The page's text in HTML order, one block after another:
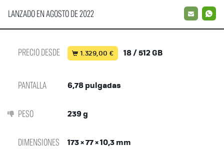
LANZADO EN AGOSTO DE 2022 EMAIL
PRECIO DESDE 1.329,00 € 18 / 512 GB
PANTALLA 6,78 pulgadas
PESO 239 g
DIMENSIONES 173 × 77 × 10,3 mm